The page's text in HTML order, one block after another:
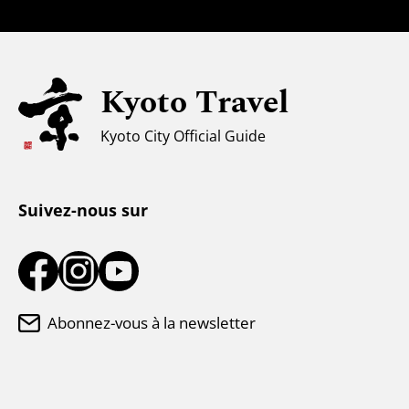
Tourisme universel
Climat et vêtements
Centre d'information touristique
Kyoto Travel
Kyoto City Official Guide
Suivez-nous sur
Abonnez-vous à la newsletter